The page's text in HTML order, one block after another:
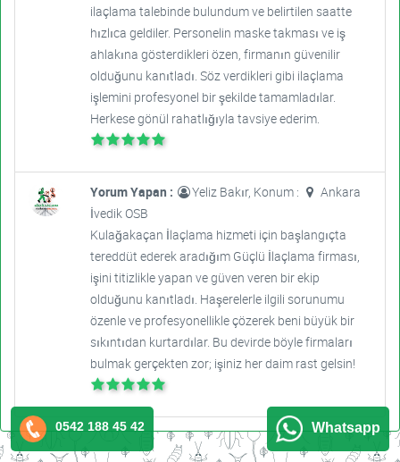
ilaçlama talebinde bulundum ve belirtilen saatte
hızlıca geldiler. Personelin maske takması ve iş
ahlakına gösterdikleri özen, firmanın güvenilir
olduğunu kanıtladı. Söz verdikleri gibi ilaçlama
işlemini profesyonel bir şekilde tamamladılar.
Herkese gönül rahatlığıyla tavsiye ederim.
Yorum Yapan : Yeliz Bakır, Konum :
Ankara
İvedik OSB
Kulağakaçan İlaçlama hizmeti için başlangıçta
tereddüt ederek aradığım Güçlü İlaçlama firması,
işini titizlikle yapan ve güven veren bir ekip
olduğunu kanıtladı. Haşerelerle ilgili sorunumu
özenle ve profesyonellikle çözerek beni büyük bir
sıkıntıdan kurtardılar. Bu devirde böyle firmaları
bulmak gerçekten zor; işiniz her daim rast gelsin!
0542 188 45 42 Whatsapp